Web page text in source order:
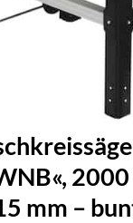
mm –